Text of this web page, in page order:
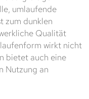
umlaufende
zum dunklen
Qualität
wirkt nicht
bietet auch eine
Nutzung an